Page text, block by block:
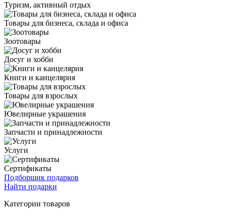
Туризм, активный отдых
Товары для бизнеса, склада и офиса
Зоотовары
Досуг и хобби
Книги и канцелярия
Товары для взрослых
Ювелирные украшения
Запчасти и принадлежности
Услуги
Сертификаты
Подборщик подарков
Найти подарки
Категории товаров